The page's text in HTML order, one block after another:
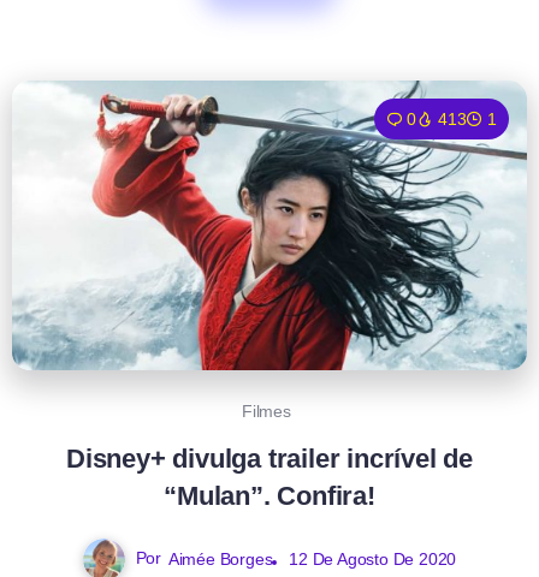
0 413 1
Filmes
Disney+ divulga trailer incrível de
“Mulan”. Confira!
Por Aimée Borges 12 De Agosto De 2020